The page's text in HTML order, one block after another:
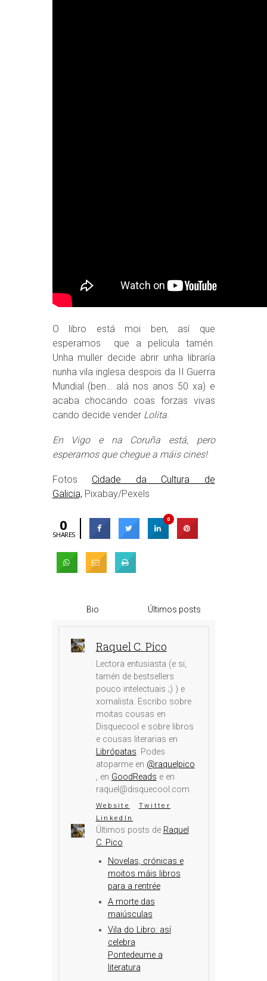
O libro está moi ben, así que
esperamos que a película tamén.
Unha muller decide abrir unha libraría
nunha vila inglesa despois da II Guerra
Mundial (ben… alá nos anos 50 xa) e
acaba chocando coas forzas vivas
cando decide vender Lolita.
En Vigo e na Coruña está, pero
esperamos que chegue a máis cines!
Fotos Cidade da Cultura de
Galicia, Pixabay/Pexels
0
SHARES
0
Bio Últimos posts
Raquel C. Pico
Lectora entusiasta (e si,
tamén de bestsellers
pouco intelectuais ;) ) e
xornalista. Escribo sobre
moitas cousas en
Disquecool e sobre libros
e cousas literarias en
Librópatas. Podes
atoparme en @raquelpico
, en GoodReads e en
raquel@disquecool.com
Website
Twitter
LinkedIn
Últimos posts de Raquel
C. Pico
Novelas, crónicas e
moitos máis libros
para a rentrée
A morte das
maiúsculas
Vila do Libro: así
celebra
Pontedeume a
literatura